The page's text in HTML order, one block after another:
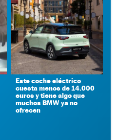
Este coche eléctrico
cuesta menos de 14.000
euros y tiene algo que
muchos BMW ya no
ofrecen